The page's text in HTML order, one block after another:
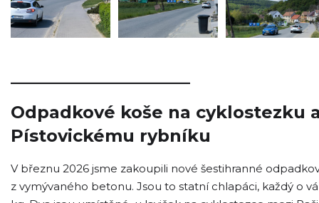
_____________________
Odpadkové koše na cyklostezku
Pístovickému rybníku
V březnu 2026 jsme zakoupili nové šestihranné
z vymývaného betonu. Jsou to statní chlapáci, každý o